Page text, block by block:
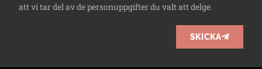
att vi tar del av de personuppgifter du valt att delge.
SKICKA